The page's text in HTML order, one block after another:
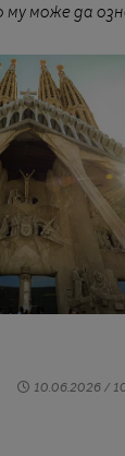
може да
10.06.2026 /